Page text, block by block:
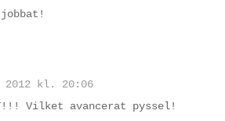
kl. 20:06
Vilket avancerat pyssel!